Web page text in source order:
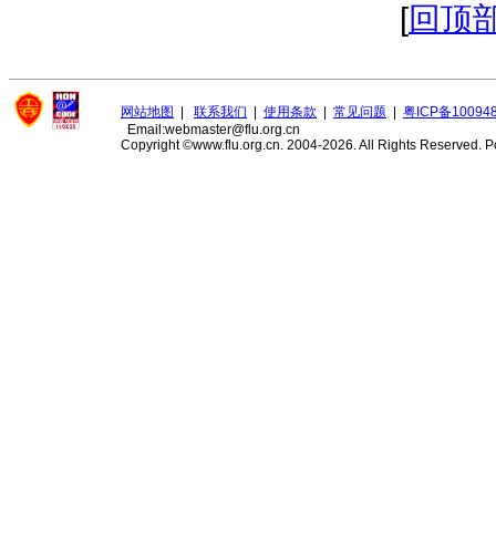
[回顶
网站地图 联系我们 使用条款 常见问题
粤ICP备
Email:webmaster@flu.org.cn
Copyright ©www.flu.org.cn. 2004-2026. All Rights Reserved.